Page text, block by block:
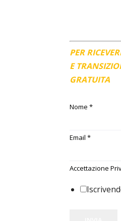
PER
E
GRATUITA
Nome *
Email *
Accettazione